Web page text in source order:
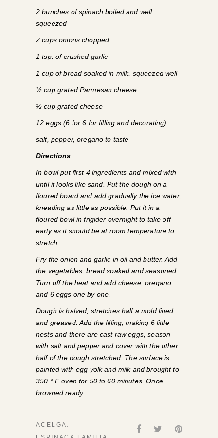
2 bunches of spinach boiled and well
squeezed
2 cups onions chopped
1 tsp. of crushed garlic
1 cup of bread soaked in milk, squeezed well
½ cup grated Parmesan cheese
½ cup grated cheese
12 eggs (6 for 6 for filling and decorating)
salt, pepper, oregano to taste
Directions
In bowl put first 4 ingredients and mixed with
until it looks like sand. Put the dough on a
floured board and add gradually the ice water,
kneading as little as possible. Put it in a
floured bowl in frigider overnight to take off
early as it should be at room temperature to
stretch.
Fry the onion and garlic in oil and butter. Add
the vegetables, bread soaked and seasoned.
Turn off the heat and add cheese, oregano
and 6 eggs one by one.
Dough is halved, stretches half a mold lined
and greased. Add the filling, making 6 little
nests and there are cast raw eggs, season
with salt and pepper and cover with the other
half of the dough stretched. The surface is
painted with egg yolk and milk and brought to
350 ° F oven for 50 to 60 minutes. Once
browned ready.
ACELGA,
, ,